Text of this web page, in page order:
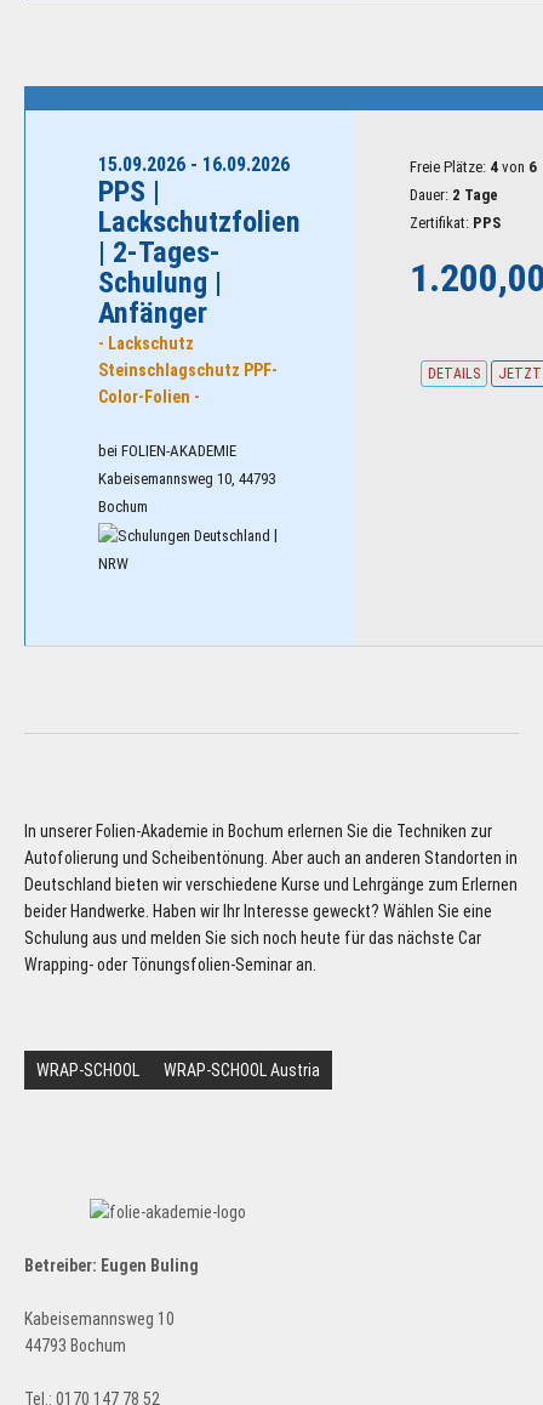
15.09.2026 - 16.09.2026
PPS |
Lackschutzfolien
| 2-Tages-
Schulung |
Anfänger
- Lackschutz
Steinschlagschutz PPF-
Color-Folien -
bei FOLIEN-AKADEMIE
Kabeisemannsweg 10, 44793
Bochum
|
NRW
Freie Plätze: 4 von 6
Dauer: 2 Tage
Zertifikat: PPS
DETAILS JETZT
In unserer Folien-Akademie in Bochum erlernen Sie die Techniken zur
Autofolierung und Scheibentönung. Aber auch an anderen Standorten in
Deutschland bieten wir verschiedene Kurse und Lehrgänge zum Erlernen
beider Handwerke. Haben wir Ihr Interesse geweckt? Wählen Sie eine
Schulung aus und melden Sie sich noch heute für das nächste Car
Wrapping- oder Tönungsfolien-Seminar an.
WRAP-SCHOOL WRAP-SCHOOL Austria
Betreiber: Eugen Buling
Kabeisemannsweg 10
44793 Bochum
Tel.: 0170 147 78 52